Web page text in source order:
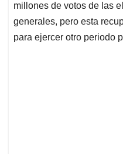
millones de votos de las
generales, pero esta
para ejercer otro periodo